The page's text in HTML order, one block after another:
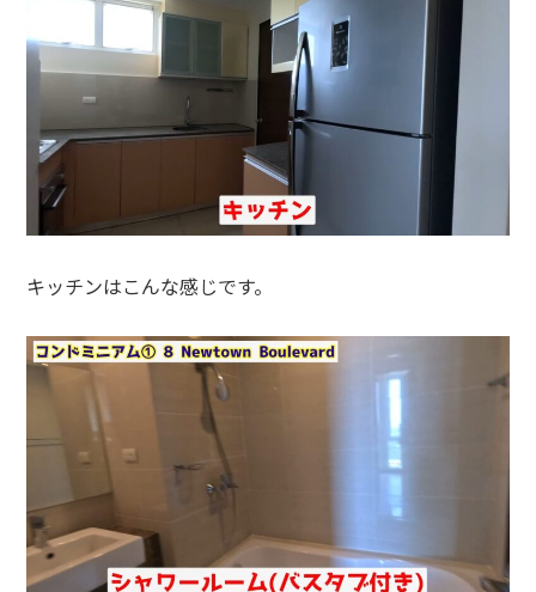
キッチンはこんな感じです。